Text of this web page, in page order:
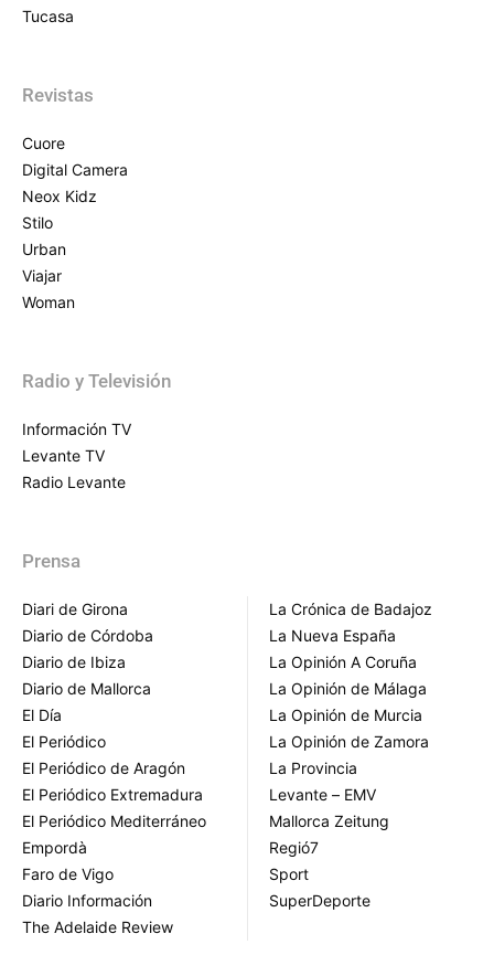
Tucasa
Revistas
Cuore
Digital Camera
Neox Kidz
Stilo
Urban
Viajar
Woman
Radio y Televisión
Información TV
Levante TV
Radio Levante
Prensa
Diari de Girona
Diario de Córdoba
Diario de Ibiza
Diario de Mallorca
El Día
El Periódico
El Periódico de Aragón
El Periódico Extremadura
El Periódico Mediterráneo
Empordà
Faro de Vigo
Diario Información
The Adelaide Review
La Crónica de Badajoz
La Nueva España
La Opinión A Coruña
La Opinión de Málaga
La Opinión de Murcia
La Opinión de Zamora
La Provincia
Levante – EMV
Mallorca Zeitung
Regió7
Sport
SuperDeporte